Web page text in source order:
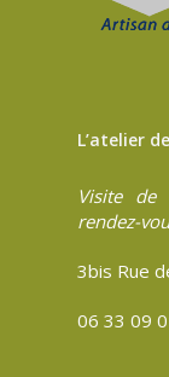
L’atelier
Visite de
rendez-
3bis Rue
06 33 09